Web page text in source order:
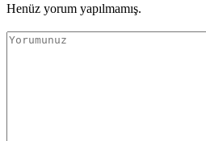
Henüz yorum yapılmamış.